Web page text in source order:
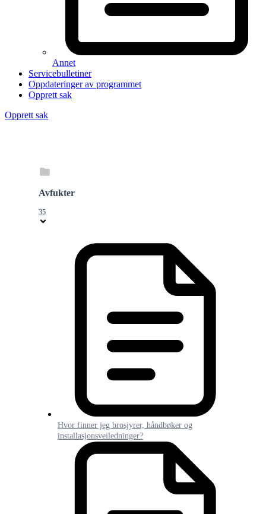
Annet
Servicebulletiner
Oppdateringer av programmet
Opprett sak
Opprett sak
Avfukter
35
Hvor finner jeg brosjyrer, håndbøker og
installasjonsveiledninger?